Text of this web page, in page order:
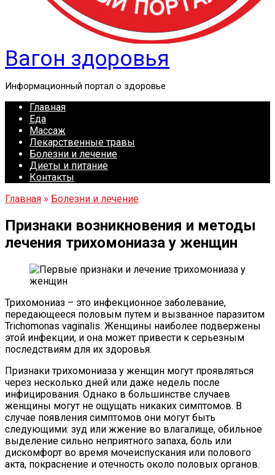
Вагон здоровья
Информационный портал о здоровье
Главная
Еда
Массаж
Лекарственные травы
Болезни и лечение
Диеты и питание
Контакты
Главная » Болезни и лечение
Признаки возникновения и методы
лечения трихомониаза у женщин
Трихомониаз – это инфекционное заболевание,
передающееся половым путем и вызванное паразитом
Trichomonas vaginalis. Женщины наиболее подвержены
этой инфекции, и она может привести к серьезным
последствиям для их здоровья.
Признаки трихомониаза у женщин могут проявляться
через несколько дней или даже недель после
инфицирования. Однако в большинстве случаев
женщины могут не ощущать никаких симптомов. В
случае появления симптомов они могут быть
следующими: зуд или жжение во влагалище, обильное
выделение сильно неприятного запаха, боль или
дискомфорт во время мочеиспускания или полового
акта, покраснение и отечность около половых органов.